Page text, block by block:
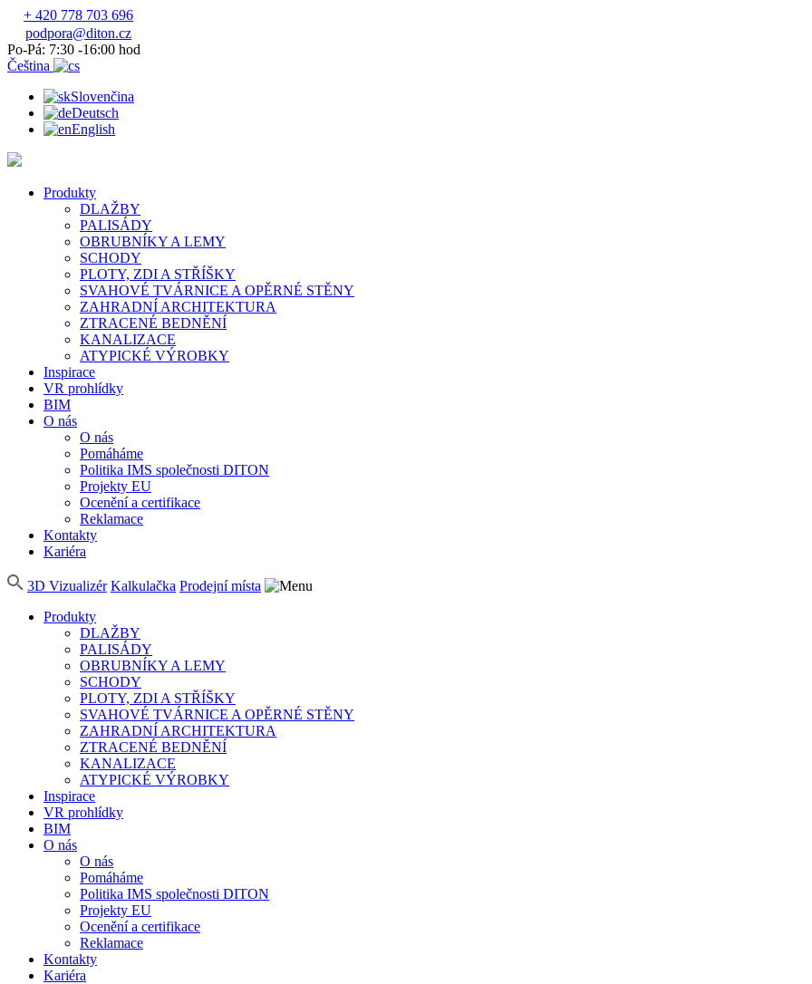
+ 420 778 703 696
podpora@diton.cz
Po-Pá: 7:30 -16:00 hod
Čeština
Slovenčina
Deutsch
English
Produkty
DLAŽBY
PALISÁDY
OBRUBNÍKY A LEMY
SCHODY
PLOTY, ZDI A STŘÍŠKY
SVAHOVÉ TVÁRNICE A OPĚRNÉ STĚNY
ZAHRADNÍ ARCHITEKTURA
ZTRACENÉ BEDNĚNÍ
KANALIZACE
ATYPICKÉ VÝROBKY
Inspirace
VR prohlídky
BIM
O nás
O nás
Pomáháme
Politika IMS společnosti DITON
Projekty EU
Ocenění a certifikace
Reklamace
Kontakty
Kariéra
3D Vizualizér Kalkulačka Prodejní místa
Produkty
DLAŽBY
PALISÁDY
OBRUBNÍKY A LEMY
SCHODY
PLOTY, ZDI A STŘÍŠKY
SVAHOVÉ TVÁRNICE A OPĚRNÉ STĚNY
ZAHRADNÍ ARCHITEKTURA
ZTRACENÉ BEDNĚNÍ
KANALIZACE
ATYPICKÉ VÝROBKY
Inspirace
VR prohlídky
BIM
O nás
O nás
Pomáháme
Politika IMS společnosti DITON
Projekty EU
Ocenění a certifikace
Reklamace
Kontakty
Kariéra